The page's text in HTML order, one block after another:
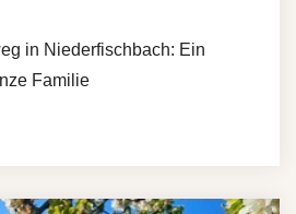
in Niederfischbach: Ein
Familie